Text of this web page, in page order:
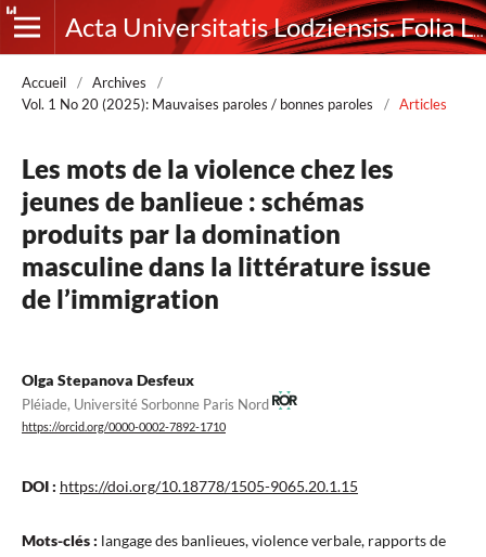
Acta Universitatis Lodziensis. Folia Litteraria Romanica
Accueil / Archives
/
Vol. 1 No 20 (2025): Mauvaises paroles / bonnes paroles
/ Articles
Les mots de la violence chez les
jeunes de banlieue : schémas
produits par la domination
masculine dans la littérature issue
de l’immigration
Olga Stepanova Desfeux
Pléiade, Université Sorbonne Paris Nord
https://orcid.org/0000-0002-7892-1710
DOI : https://doi.org/10.18778/1505-9065.20.1.15
Mots-clés : langage des banlieues, violence verbale, rapports de